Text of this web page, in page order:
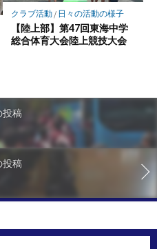
クラブ活動/ 日々の活動の様子
【陸上部】第47回東海中学
総合体育大会陸上競技大会
投稿
投稿